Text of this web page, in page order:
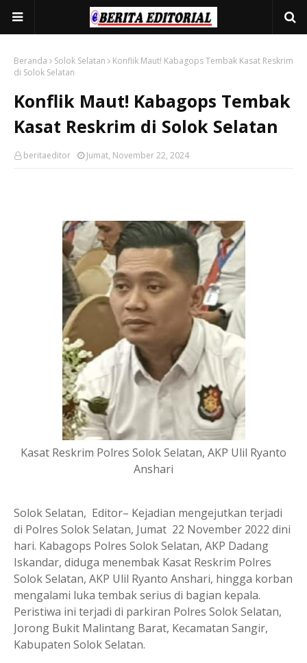
Beranda Solok Selatan
Konflik Maut! Kabagops Tembak Kasat Reskrim
di Solok Selatan
Konflik Maut! Kabagops Tembak
Kasat Reskrim di Solok Selatan
beritaeditor Jumat, November 22, 2024
Kasat Reskrim Polres Solok Selatan, AKP Ulil Ryanto
Anshari
Solok Selatan, Editor– Kejadian mengejutkan terjadi
di Polres Solok Selatan, Jumat 22 November 2022 dini
hari. Kabagops Polres Solok Selatan, AKP Dadang
Iskandar, diduga menembak Kasat Reskrim Polres
Solok Selatan, AKP Ulil Ryanto Anshari, hingga korban
mengalami luka tembak serius di bagian kepala.
Peristiwa ini terjadi di parkiran Polres Solok Selatan,
Jorong Bukit Malintang Barat, Kecamatan Sangir,
Kabupaten Solok Selatan.